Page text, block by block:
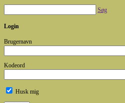
Søg
Login
Brugernavn
Kodeord
Husk mig